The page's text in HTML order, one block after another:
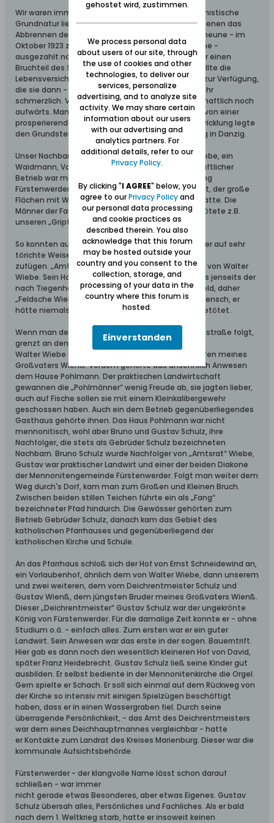
Wir waren immer eine glückliche Familie. Eine optimistische
Grundnatur ließ uns Widrigkeiten überwinden, zu denen das
Abbrennen der Wirtschaftsgebäude - Stall und Scheune - im
Oktober 1923 z.B. gehörte. Die Versicherungssumme -
ausgezahlt nach der Währungsreform - deckte nur einen
Bruchteil des Schadens. Für den Wiederaufbau stellte die
Lebensversicherungsanstalt Westpreußen Mittel zur Verfügung,
die sie dann - 1930 - kündigte; für meinen Vater sehr
schmerzlich. Von 1923 bis 1929 ging es dann wirtschaftlich noch
aufwärts. Man konnte auch als Landwirt recht gut von einer
prosperierenden Volkswirtschaft leben. Diese Entwicklung legte
den Grundstein zu meiner schulischen Entwicklung in Danzig.
Unser Nachbar in südlicher Richtung war Walter Wiebe, ein
Waidmann, Vater von 10 Kindern. Sein landwirtschaftlicher
Betrieb war mit einer der ältesten in der Gemarkung
Fürstenwerder. Walter Wiebe war ein guter Landwirt, der große
Flächen mit Weißkohl bebaute und gute Erträge hatte. Die
Männer der Familie Wiebe schossen gern. Walter tötete z.B.
unseren „Gripto“, einen sehr edlen Schäferhund.
So konnten auch mennonitische Nachbarn einander auf sehr
törichte Weise Schaden
zufügen. „Amtsrat“ Johannes Wiebe war der Vater von Walter
Wiebe. Sein Hof lag ähnlich wie der von Otto Andres jenseits der
nach Tiegenhof führenden Chaussee im sogen. Feld, daher
„Feldsche Wieb“ genannt. Er war ein gemütvoller Mensch, er
hätte niemals einem seiner Nachbarn den Hund getötet.
Wenn man der eingeschlagenen Richtung der Dorfstraße folgt,
grenzt an den Hof von
Walter Wiebe der Betrieb der Gebrüder Schulz, Neffen meines
Großvaters Wienß. Vordem gehörte das ansehnlich Anwesen
dem Hause Pohlmann. Der praktischen Landwirtschaft
gewannen die „Pohlmänner“ wenig Freude ab, sie jagten lieber,
auch auf Fische sollen sie mit einem Kleinkalibergewehr
geschossen haben. Auch ein dem Betrieb gegenüberliegendes
Gasthaus gehörte ihnen. Das Haus Pohlmann war nicht
mennonitisch, wohl aber Bruno und Gustav Schulz, ihre
Nachfolger, die stets als Gebrüder Schulz bezeichneten
Nachbarn. Bruno Schulz wurde Nachfolger von „Amtsrat“ Wiebe,
Gustav war praktischer Landwirt und einer der beiden Diakone
der Mennonitengemeinde Fürstenwerder. Folgt man weiter dem
Weg durch's Dorf, kam man zum Großen und Kleinen Bruch.
Zwischen beiden stillen Teichen führte ein als „Fang“
bezeichneter Pfad hindurch. Die Gewässer gehörten zum
Betrieb Gebrüder Schulz, danach kam das Gebiet des
katholischen Pfarrhauses und gegenüberliegend der
katholischen Kirche und Schule.
An das Pfarrhaus schloß sich der Hof von Ernst Schneidewind an,
ein Vorlaubenhof, ähnlich dem von Walter Wiebe, dann unserem
und zwei weiteren, dem vom Deichrentmeister Schulz und
Gustav Wienß, dem jüngsten Bruder meines Großvaters Wienß.
Dieser „Deichrentmeister“ Gustav Schulz war der ungekrönte
König von Fürstenwerder. Für die damalige Zeit konnte er - ohne
Studium o.ä. - einfach alles. Zum ersten war er ein guter
Landwirt. Sein Anwesen war das erste in der sogen. Bauerntrift.
Hier gab es dann noch den wesentlich kleineren Hof von David,
später Franz Heidebrecht. Gustav Schulz ließ seine Kinder gut
ausbilden. Er selbst bediente in der Mennonitenkirche die Orgel.
Gern spielte er Schach. Er soll sich einmal auf dem Rückweg von
der Kirche so intensiv mit einigen Spielzügen beschäftigt
haben, dass er in einen Wassergraben fiel. Durch seine
überragende Persönlichkeit, - das Amt des Deichrentmeisters
war dem eines Deichhauptmannes vergleichbar - hatte
er Kontakte zum Landrat des Kreises Marienburg. Dieser war die
kommunale Aufsichtsbehörde.
Fürstenwerder - der klangvolle Name lässt schon darauf
schließen - war immer
nicht gerade etwas Besonderes, aber etwas Eigenes. Gustav
Schulz übersah alles, Persönliches und Fachliches. Als er bald
nach dem 1. Weltkrieg starb, hatte er insoweit keinen
gehostet wird, zustimmen.
We process personal data
about users of our site, through
the use of cookies and other
technologies, to deliver our
services, personalize
advertising, and to analyze site
activity. We may share certain
information about our users
with our advertising and
analytics partners. For
additional details, refer to our
Privacy Policy.
By clicking "I AGREE" below, you
agree to ourPrivacy Policyand
our personal data processing
and cookie practices as
described therein. You also
acknowledge that this forum
may be hosted outside your
country and you consent to the
collection, storage, and
processing of your data in the
country where this forum is
hosted.
Einverstanden